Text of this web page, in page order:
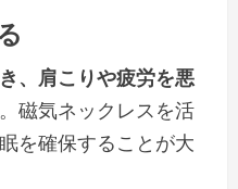
、肩こりや疲労を悪
磁気ネックレスを活
を確保することが大